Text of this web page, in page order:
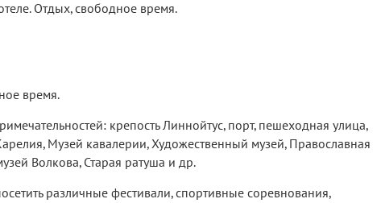
Отдых, свободное время.
время.
крепость Линнойтус, порт, пешеходная улица,
Музей кавалерии, Художественный музей, Православная
Волкова, Старая ратуша и др.
различные фестивали, спортивные соревнования,